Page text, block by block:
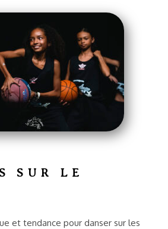
SUR LE
et tendance pour danser sur les